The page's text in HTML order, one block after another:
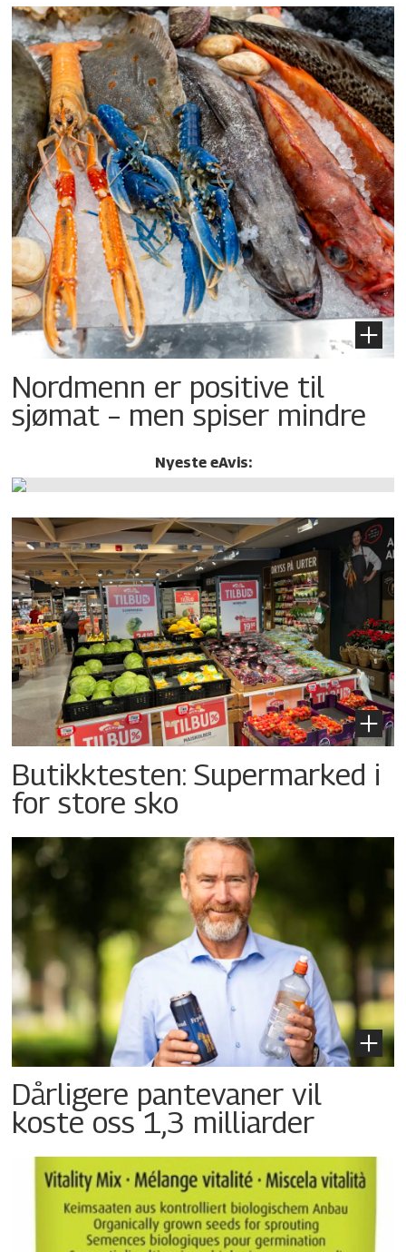
Nordmenn er positive til
sjømat – men spiser mindre
Nyeste eAvis:
Butikktesten: Supermarked i
for store sko
Dårligere pantevaner vil
koste oss 1,3 milliarder